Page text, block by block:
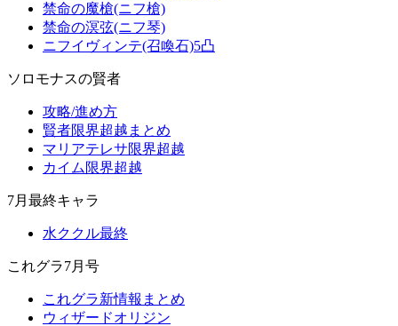
禁命の魔槍(ニフ槍)
禁命の溟弦(ニフ琴)
ニフイヴィンテ(召喚石)5凸
ソロモナスの賢者
攻略/進め方
賢者限界超越まとめ
マリアテレサ限界超越
カイム限界超越
7月最終キャラ
水ククル最終
これグラ7月号
これグラ新情報まとめ
ウィザードオリジン